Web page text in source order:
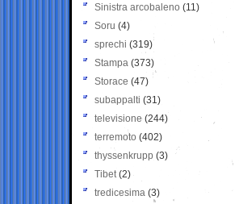
Sinistra arcobaleno (11)
Soru (4)
sprechi (319)
Stampa (373)
Storace (47)
subappalti (31)
televisione(244)
terremoto (402)
thyssenkrupp (3)
Tibet(2)
tredicesima (3)